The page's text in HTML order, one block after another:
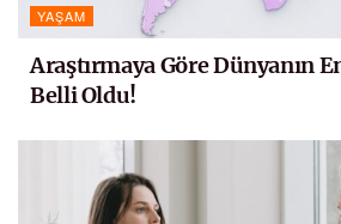
YAŞAM
Araştırmaya Göre Dünyanın
Belli Oldu!